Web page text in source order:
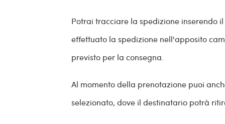
Potrai tracciare la spedizione inserendo il
effettuato la spedizione nell'apposito
previsto per la consegna.
Al momento della prenotazione puoi
selezionato, dove il destinatario potrà